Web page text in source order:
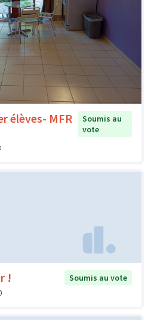
élèves- MFR
Soumis au
vote
!
Soumis au vote